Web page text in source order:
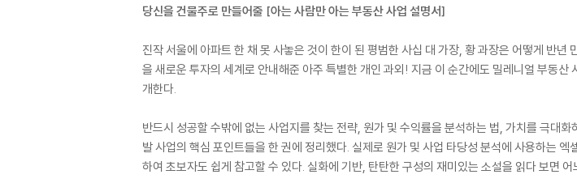
당신을 건물주로 만들어줄 [아는 사람만 아는 부동산 사업 설명서]
진작 서울에 아파트 한 채 못 사놓은 것이 한이 된 평범한 사십 대 가장, 황 과장은 어떻게 반
을 새로운 투자의 세계로 안내해준 아주 특별한 개인 과외! 지금 이 순간에도 밀레니얼 부동산
개한다.
반드시 성공할 수밖에 없는 사업지를 찾는 전략, 원가 및 수익률을 분석하는 법, 가치를 극대
발 사업의 핵심 포인트들을 한 권에 정리했다. 실제로 원가 및 사업 타당성 분석에 사용하는
하여 초보자도 쉽게 참고할 수 있다. 실화에 기반, 탄탄한 구성의 재미있는 소설을 읽다 보면